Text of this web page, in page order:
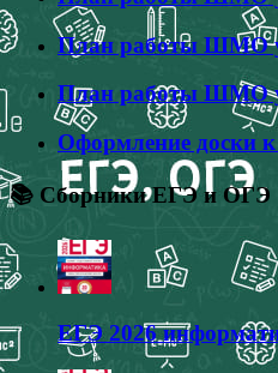
План работы ШМО
План работы ШМО
Оформление доски к
📚 Сборники ЕГЭ и ОГЭ
ЕГЭ 2026